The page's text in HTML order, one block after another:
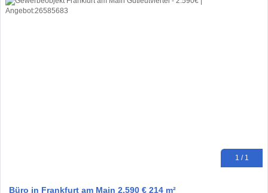
1 / 1
Büro in Frankfurt am Main 2.590 € 214 m²